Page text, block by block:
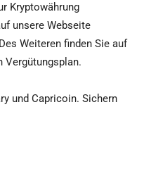
Kryptowährung
unsere Webseite
Des Weiteren finden Sie auf
Vergütungsplan.
und Capricoin. Sichern